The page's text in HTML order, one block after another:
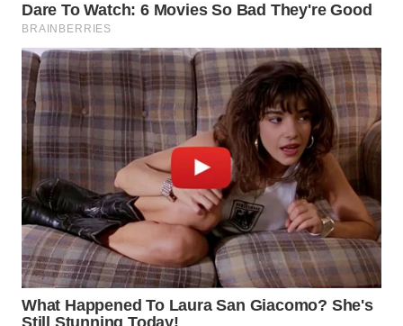
WN
KUNINGAN
WN
MAJALENGKA
WN
SUBANG
WN
SUKABUMI
WN
PURWAKARTA